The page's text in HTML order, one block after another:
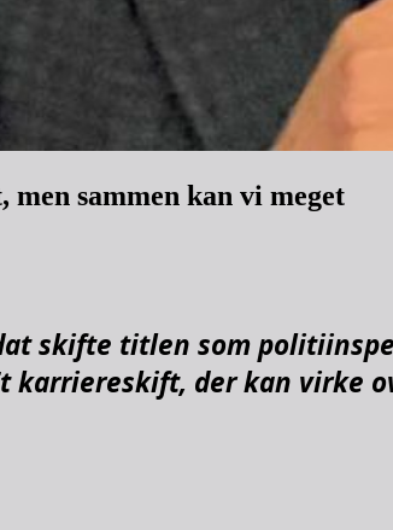
sammen kan vi meget
skifte titlen som
karriereskift, der kan virke